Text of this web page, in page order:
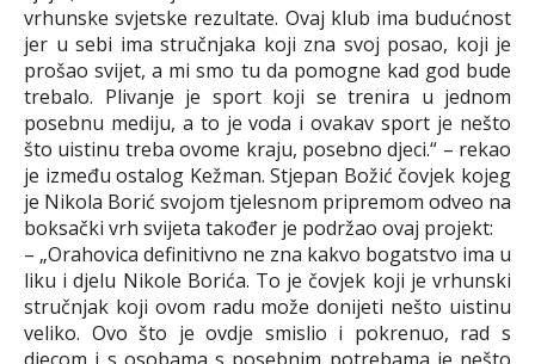
vrhunske svjetske rezultate. Ovaj klub ima budućnost
jer u sebi ima stručnjaka koji zna svoj posao, koji je
prošao svijet, a mi smo tu da pomogne kad god bude
trebalo. Plivanje je sport koji se trenira u jednom
posebnu mediju, a to je voda i ovakav sport je nešto
što uistinu treba ovome kraju, posebno djeci.“ – rekao
je između ostalog Kežman. Stjepan Božić čovjek kojeg
je Nikola Borić svojom tjelesnom pripremom odveo na
boksački vrh svijeta također je podržao ovaj projekt:
– „Orahovica definitivno ne zna kakvo bogatstvo ima u
liku i djelu Nikole Borića. To je čovjek koji je vrhunski
stručnjak koji ovom radu može donijeti nešto uistinu
veliko. Ovo što je ovdje smislio i pokrenuo, rad s